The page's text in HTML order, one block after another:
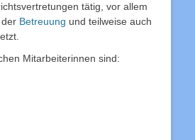
tätig, vor allem
Betreuung und teilweise auch
Mitarbeiterinnen sind: